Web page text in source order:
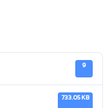
9
733.05 KB